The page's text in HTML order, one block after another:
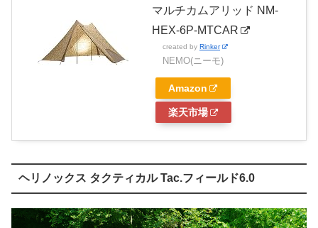
マルチカムアリッド NM-
HEX-6P-MTCAR
created by Rinker
NEMO(ニーモ)
Amazon
楽天市場
ヘリノックス タクティカル Tac.フィールド6.0